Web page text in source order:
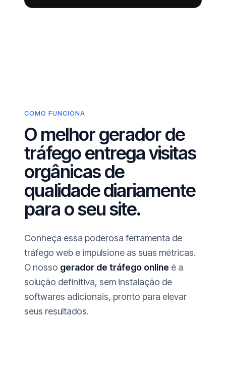
COMO FUNCIONA
O melhor gerador de
tráfego entrega visitas
orgânicas de
qualidade diariamente
para o seu site.
Conheça essa poderosa ferramenta de
tráfego web e impulsione as suas métricas.
O nosso gerador de tráfego online é a
solução definitiva, sem instalação de
softwares adicionais, pronto para elevar
seus resultados.